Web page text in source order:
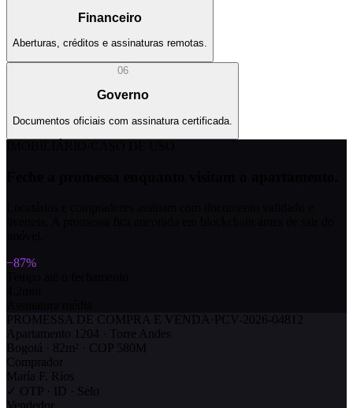
Financeiro
Aberturas, créditos e assinaturas remotas.
06
Governo
Documentos oficiais com assinatura certificada.
−87%
PROMESSA DE COMPRA E VENDA · PCV-2026-04812
Apartamento 1204 · Torre Andes
Bogotá · 82m² · COP 580M
Comprador
María F. Ríos
✓ OTP · ID · Selo
Vendedor